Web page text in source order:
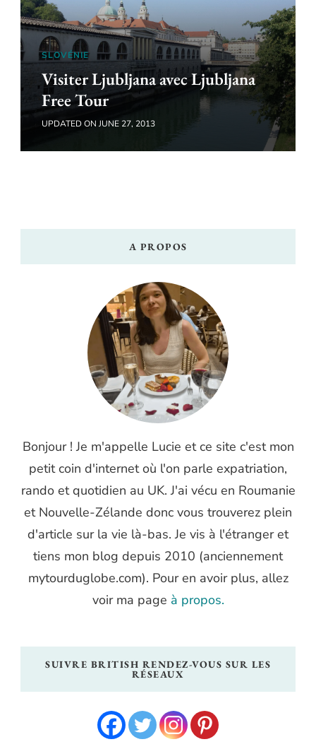
SLOVÉNIE
Visiter Ljubljana avec Ljubljana
Free Tour
UPDATED ONJUNE 27, 2013
A PROPOS
Bonjour ! Je m'appelle Lucie et ce site c'est mon
petit coin d'internet où l'on parle expatriation,
rando et quotidien au UK. J'ai vécu en Roumanie
et Nouvelle-Zélande donc vous trouverez plein
d'article sur la vie là-bas. Je vis à l'étranger et
tiens mon blog depuis 2010 (anciennement
mytourduglobe.com). Pour en avoir plus, allez
voir ma page à propos.
SUIVRE BRITISH RENDEZ-VOUS SUR LES
RÉSEAUX